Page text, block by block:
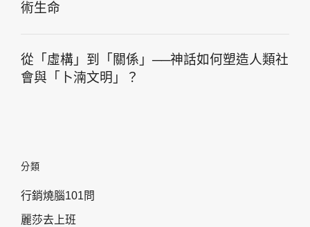
術生命
從「虛構」到「關係」──神話如何塑造人類社
會與「卜湳文明」？
分類
行銷燒腦101問
麗莎去上班